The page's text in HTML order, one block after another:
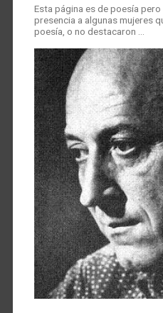
Esta página es de poesía
presencia a algunas mujeres
poesía, o no destacaron …